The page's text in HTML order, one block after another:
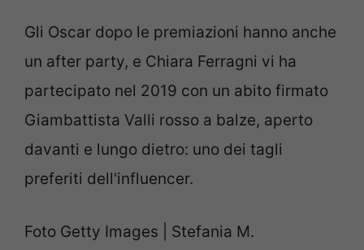
Gli Oscar dopo le premiazioni hanno anche
un after party, e Chiara Ferragni vi ha
partecipato nel 2019 con un abito firmato
Giambattista Valli rosso a balze, aperto
davanti e lungo dietro: uno dei tagli
preferiti dell'influencer.
Foto Getty Images | Stefania M.